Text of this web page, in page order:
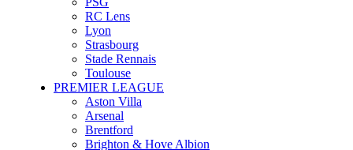
RC Lens
Lyon
Strasbourg
Stade Rennais
Toulouse
PREMIER LEAGUE
Aston Villa
Arsenal
Brentford
Brighton & Hove Albion